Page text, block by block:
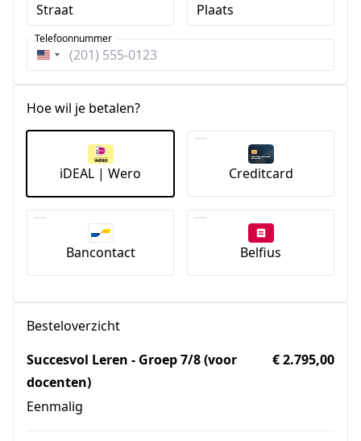
Straat Plaats
Verenigde
Telefoonnummer
Hoe wil je betalen?
iDEAL | Wero Creditcard
Bancontact Belfius
Besteloverzicht
Succesvol Leren - Groep 7/8 (voor
docenten)
Eenmalig
€ 2.795,00